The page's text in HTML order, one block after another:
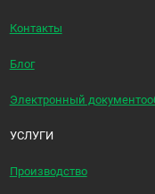
Контакты
Блог
Электронный
УСЛУГИ
Производство